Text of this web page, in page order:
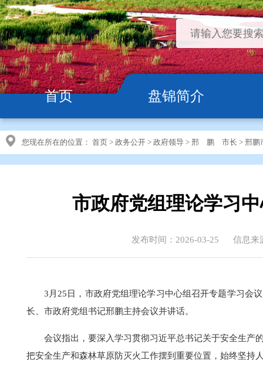
首页 盘锦简介
您现在所在的位置： 首页 > 政务公开 > 政府领导 > 邢 鹏 市长 > 邢鹏
市政府党组理论学习
发布时间：2026-03-25 信息来
3月25日，市政府党组理论学习中心组召开专题学习会
长、市政府党组书记邢鹏主持会议并讲话。
会议指出，要深入学习贯彻习近平总书记关于安全生产
把安全生产和森林草原防灭火工作摆到重要位置，始终坚持